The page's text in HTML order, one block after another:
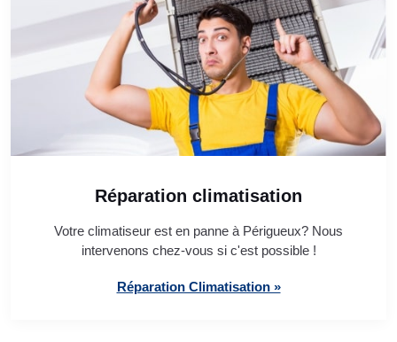
Réparation climatisation
Votre climatiseur est en panne à Périgueux? Nous
intervenons chez-vous si c'est possible !
Réparation Climatisation »